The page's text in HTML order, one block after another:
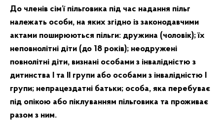
До членів сім’ї пільговика під час надання пільг
належать особи, на яких згідно із законодавчими
актами поширюються пільги: дружина (чоловік); їх
неповнолітні діти (до 18 років); неодружені
повнолітні діти, визнані особами з інвалідністю з
дитинства I та II групи або особами з інвалідністю I
групи; непрацездатні батьки; особа, яка перебуває
під опікою або піклуванням пільговика та проживає
разом з ним.